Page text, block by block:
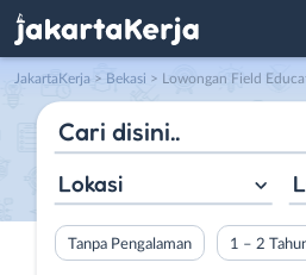
JakartaKerja > Bekasi > Lowongan Field
Lokasi
Tanpa Pengalaman 1 – 2